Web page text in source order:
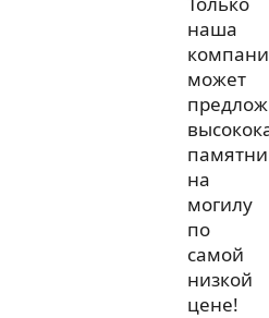
наша
может
на
могилу
по
самой
низкой
цене!